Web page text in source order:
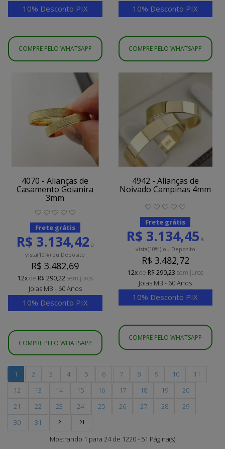
10% Desconto PIX
COMPRE PELO WHATSAPP
10% Desconto PIX
COMPRE PELO WHATSAPP
4070 - Alianças de
Casamento Goianira
3mm
Frete grátis
R$ 3.134,42 à
vista(10%) ou Deposito
R$ 3.482,69
12xde R$ 290,22sem juros
Joias MB - 60 Anos
10% Desconto PIX
COMPRE PELO WHATSAPP
4942 - Alianças de
Noivado Campinas 4mm
Frete grátis
R$ 3.134,45 à
vista(10%)ou Deposito
R$ 3.482,72
12xde R$ 290,23 sem juros
Joias MB - 60 Anos
10% Desconto PIX
COMPRE PELO WHATSAPP
1 2 3 4 5 6 7 8 9 10
11
12
13 14 15 16 17 18 19
20
21
22 23 24 25 26 27 28
29
30
31
Mostrando 1 para 24 de 1220 - 51 Página(s)